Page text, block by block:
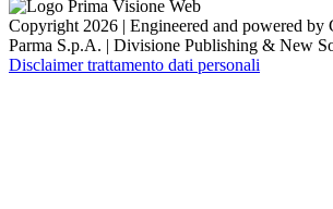
Copyright 2026 | Engineered and powered by
Parma S.p.A. | Divisione Publishing & New
Disclaimer trattamento dati personali